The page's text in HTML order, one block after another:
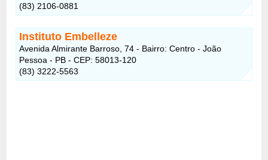
(83) 2106-0881
Instituto Embelleze
Avenida Almirante Barroso, 74 - Bairro: Centro - João
Pessoa - PB - CEP: 58013-120
(83) 3222-5563